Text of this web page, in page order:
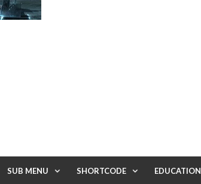
SUB MENU SHORTCODE EDUCATION